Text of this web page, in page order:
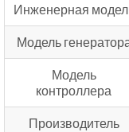
Инженерная
Модель
Модель
контроллера
Производитель